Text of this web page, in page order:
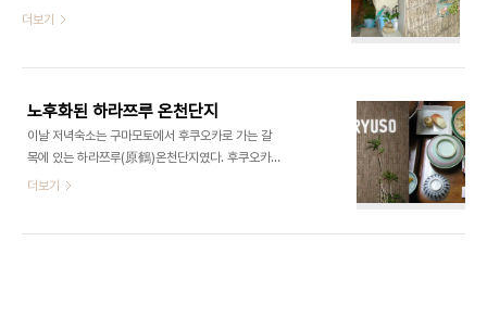
었다. 하천 설문지의 내용에 대하여 가이드로부터 설
십여채의 배에는 각각 온천장 이름이 적혀있는 것 같
았다. 잔디로 가꾸어놓은 고수부지는 상당히 넓었다.
한참을 걸어 올라가니까 미니골프장이 조성되어 있
고 하안에는 숲이 있는데 새들이 보였다. 비로소 자연
형 하천의 모습이었다. 유원지 분위기인 아래쪽과는
천을 이용하고 있다는 것을 느낄 수 있었다. 하천지도
더보기
노후화된 하라쯔루 온천단지
이날 저녁숙소는 구마모토에서 후쿠오카로 가는 갈
목에 있는 하라쯔루(原鶴)온천단지였다. 후쿠오카현
의 유일한 온천단지이다. 이곳은 경남의 부곡온천과
더보기